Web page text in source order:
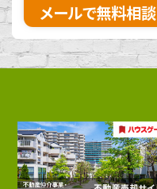
メールで無料相談